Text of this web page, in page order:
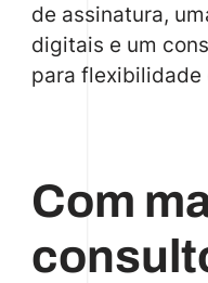
de assinatura,
digitais e um
para flexibilidade
Com